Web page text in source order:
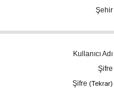
Şehir
Kullanıcı Adı
Şifre
Şifre (Tekrar)